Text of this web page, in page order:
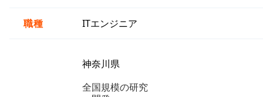
職種 ITエンジニア
神奈川県
全国規模の研究